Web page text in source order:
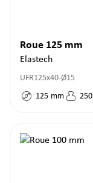
Roue 125 mm
Elastech
UFR125x40-Ø15
125 mm 250